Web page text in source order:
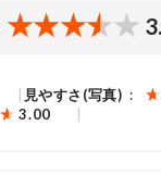
見やすさ(写真)
3.00